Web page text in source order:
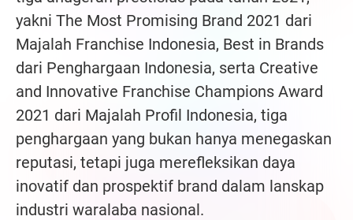
yakni The Most Promising Brand 2021 dari
Majalah Franchise Indonesia, Best in Brands
dari Penghargaan Indonesia, serta Creative
and Innovative Franchise Champions Award
2021 dari Majalah Profil Indonesia, tiga
penghargaan yang bukan hanya menegaskan
reputasi, tetapi juga merefleksikan daya
inovatif dan prospektif brand dalam lanskap
industri waralaba nasional.